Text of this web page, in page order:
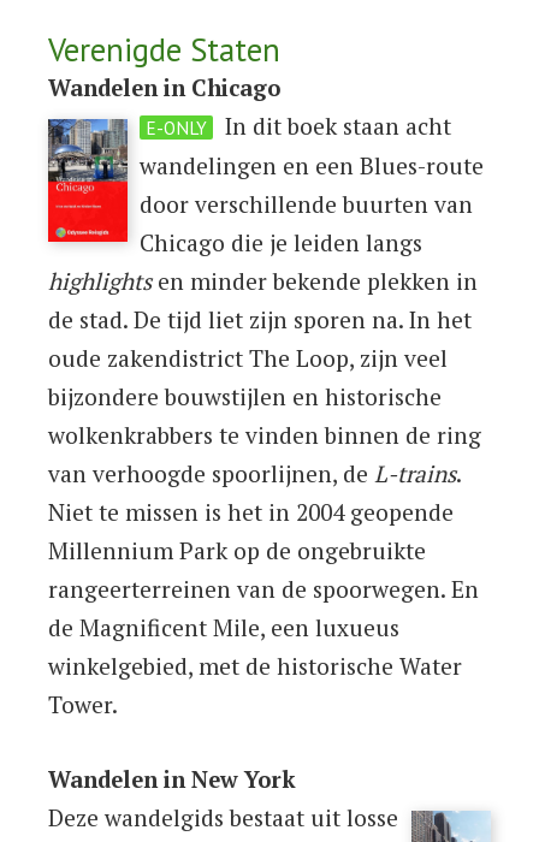
Verenigde Staten
Wandelen in Chicago
E-ONLY
In dit boek staan acht
wandelingen en een Blues-route
door verschillende buurten van
Chicago die je leiden langs
highlightsen minder bekende plekken in
de stad. De tijd liet zijn sporen na. In het
oude zakendistrict The Loop, zijn veel
bijzondere bouwstijlen en historische
wolkenkrabbers te vinden binnen de ring
van verhoogde spoorlijnen, de L-trains.
Niet te missen is het in 2004 geopende
Millennium Park op de ongebruikte
rangeerterreinen van de spoorwegen. En
de Magnificent Mile, een luxueus
winkelgebied, met de historische Water
Tower.
Wandelen in New York
Deze wandelgids bestaat uit losse